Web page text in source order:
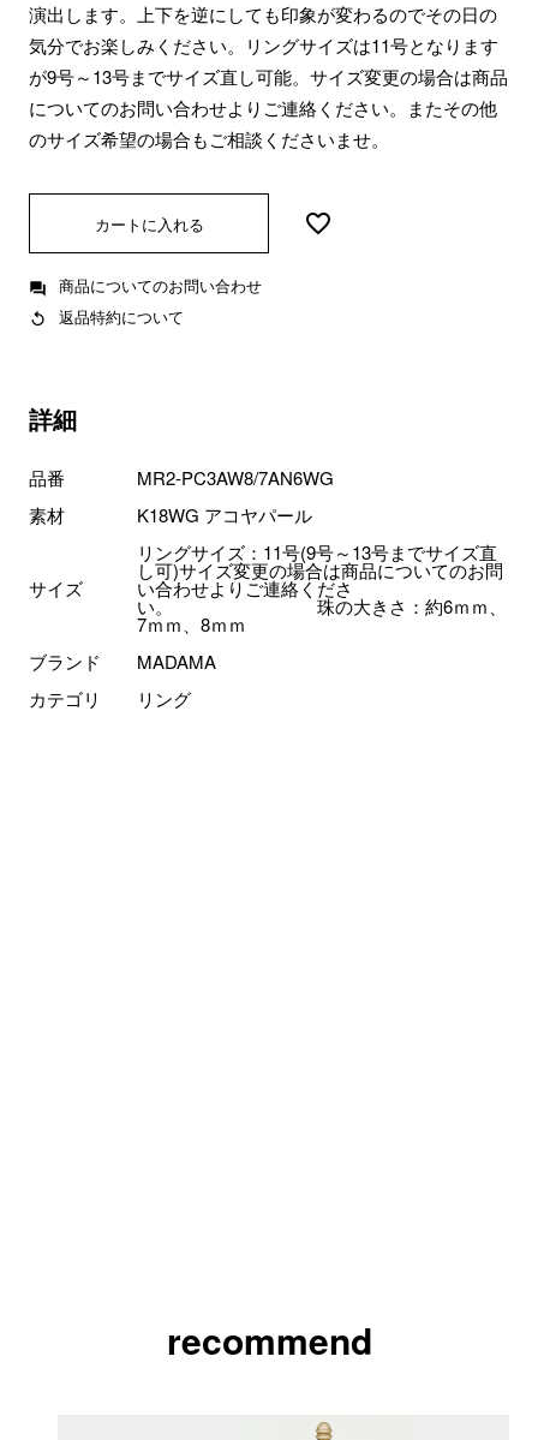
演出します。上下を逆にしても印象が変わるのでその日の
気分でお楽しみください。リングサイズは11号となります
が9号～13号までサイズ直し可能。サイズ変更の場合は商品
についてのお問い合わせよりご連絡ください。またその他
のサイズ希望の場合もご相談くださいませ。
カートに入れる
商品についてのお問い合わせ
返品特約について
詳細
品番
MR2-PC3AW8/7AN6WG
素材
K18WG アコヤパール
サイズ
リングサイズ：11号(9号～13号までサイズ直
し可)サイズ変更の場合は商品についてのお問
い合わせよりご連絡くださ
い。 珠の大きさ：約6ｍｍ、
7ｍｍ、8ｍｍ
ブランド
MADAMA
カテゴリ
リング
recommend